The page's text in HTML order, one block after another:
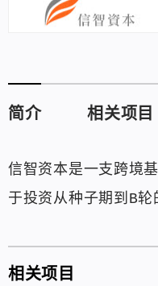
简介 相关项目
信智资本是一支跨境
于投资从种子期到B
相关项目